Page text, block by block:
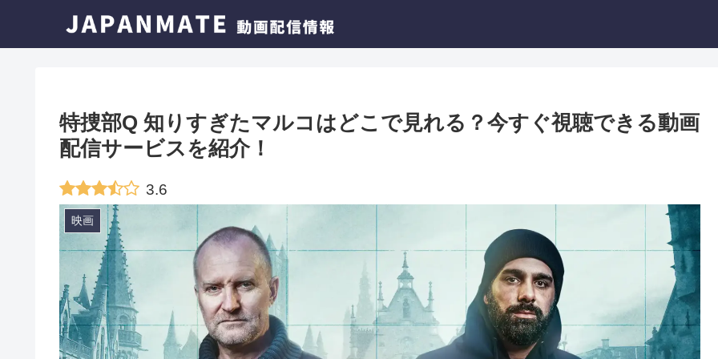
特捜部Q 知りすぎたマルコはどこで見れる？今すぐ視聴できる動画
配信サービスを紹介！
3.6
映画